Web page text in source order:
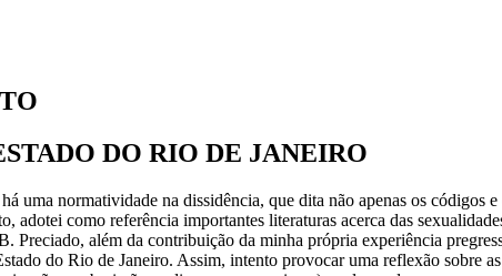
DO RIO DE JANEIRO
uma normatividade na dissidência, que dita não apenas os códigos
adotei como referência importantes literaturas acerca das
Preciado, além da contribuição da minha própria experiência
do Rio de Janeiro. Assim, intento provocar uma reflexão sobre